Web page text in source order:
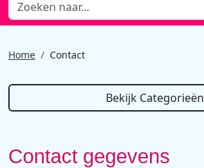
Home Contact
Bekijk Categorieën
Contact gegevens